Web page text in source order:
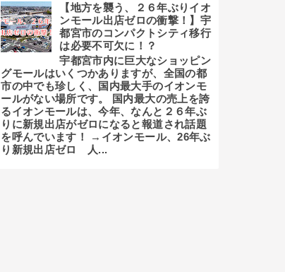
【地方を襲う、２６年ぶりイオ
ンモール出店ゼロの衝撃！】宇
都宮市のコンパクトシティ移行
は必要不可欠に！？
宇都宮市内に巨大なショッピン
グモールはいくつかありますが、全国の都
市の中でも珍しく、国内最大手のイオンモ
ールがない場所です。 国内最大の売上を誇
るイオンモールは、今年、なんと２６年ぶ
りに新規出店がゼロになると報道され話題
を呼んでいます！ →イオンモール、26年ぶ
り新規出店ゼロ 人...